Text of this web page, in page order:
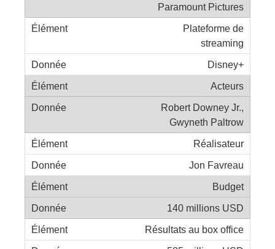
Paramount Pictures
Plateforme de
streaming
Disney+
Acteurs
Robert Downey Jr.,
Gwyneth Paltrow
Réalisateur
Jon Favreau
Budget
140 millions USD
Résultats au box office